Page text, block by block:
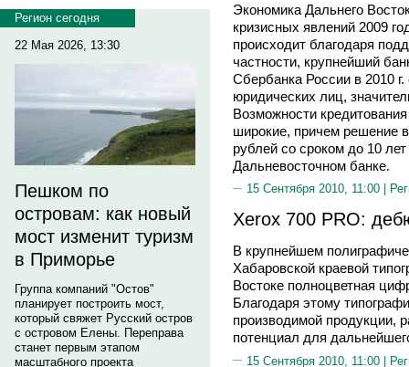
Регион сегодня
22 Мая 2026, 13:30
Пешком по
островам: как новый
мост изменит туризм
в Приморье
Группа компаний "Остов"
планирует построить мост,
который свяжет Русский остров
с островом Елены. Переправа
станет первым этапом
масштабного проекта
Экономика Дальнего
кризисных явлений 2009
происходит благодаря
частности, крупнейший
Сбербанка России в 2010
юридических лиц,
Возможности
широкие, причем решение
рублей со сроком до 10
Дальневосточном банке.
15 Сентября 2010, 11:00 |
Xerox 700 PRO:
В крупнейшем
Хабаровской краевой
Востоке полноцветная
Благодаря этому
производимой продукции,
потенциал для
15 Сентября 2010, 11:00 |